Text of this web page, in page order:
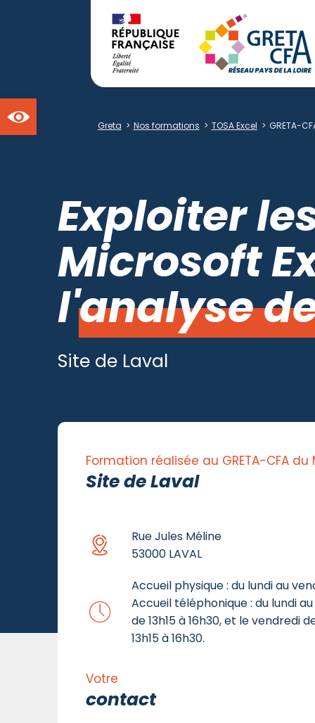
Greta > Nos formations > TOSA Excel > GRETA-
Exploiter
Microsoft
l'analyse
Site de Laval
Formation réalisée au GRETA-CFA du
Site de Laval
Rue Jules Méline
53000 LAVAL
Accueil physique : du lundi au
Accueil téléphonique : du lundi
de 13h15 à 16h30, et le vendredi
13h15 à 16h30.
Votre
contact
Ouvrir la barre d'outils